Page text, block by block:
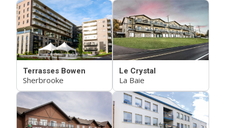
Terrasses Bowen
Sherbrooke
Le Crystal
La Baie